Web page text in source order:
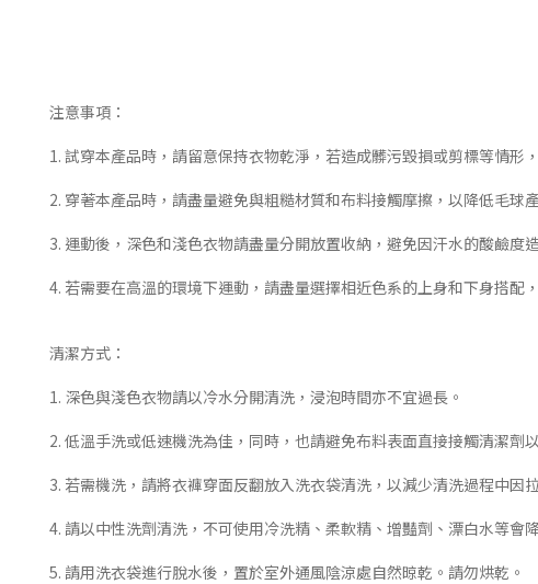
注意事項：
1. 試穿本產品時，請留意保持衣物乾淨，若造成髒污毀損或剪標等情形
2. 穿著本產品時，請盡量避免與粗糙材質和布料接觸摩擦，以降低毛球
3. 運動後，深色和淺色衣物請盡量分開放置收納，避免因汗水的酸鹼度
4. 若需要在高溫的環境下運動，請盡量選擇相近色系的上身和下身搭配
清潔方式：
1. 深色與淺色衣物請以冷水分開清洗，浸泡時間亦不宜過長。
2. 低溫手洗或低速機洗為佳，同時，也請避免布料表面直接接觸清潔劑
3. 若需機洗，請將衣褲穿面反翻放入洗衣袋清洗，以減少清洗過程中因
4. 請以中性洗劑清洗，不可使用冷洗精、柔軟精、增豔劑、漂白水等會
5. 請用洗衣袋進行脫水後，置於室外通風陰涼處自然晾乾。請勿烘乾。